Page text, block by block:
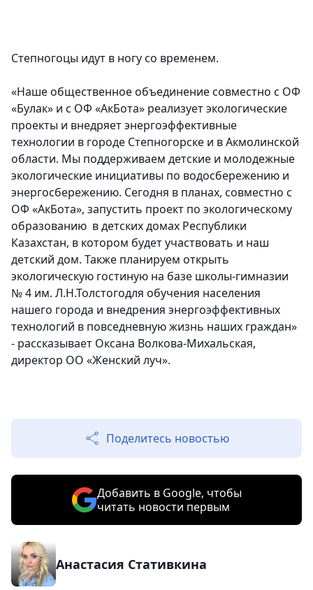
Степногоцы идут в ногу со временем.
«Наше общественное объединение совместно с ОФ
«Булак» и с ОФ «АкБота» реализует экологические
проекты и внедряет энергоэффективные
технологии в городе Степногорске и в Акмолинской
области. Мы поддерживаем детские и молодежные
экологические инициативы по водосбережению и
энергосбережению. Сегодня в планах, совместно с
ОФ «АкБота», запустить проект по экологическому
образованию в детских домах Республики
Казахстан, в котором будет участвовать и наш
детский дом. Также планируем открыть
экологическую гостиную на базе школы-гимназии
№ 4 им. Л.Н.Толстогодля обучения населения
нашего города и внедрения энергоэффективных
технологий в повседневную жизнь наших граждан»
- рассказывает Оксана Волкова-Михальская,
директор ОО «Женский луч».
Поделитесь новостью
Добавить в Google, чтобы
читать новости первым
Анастасия Стативкина